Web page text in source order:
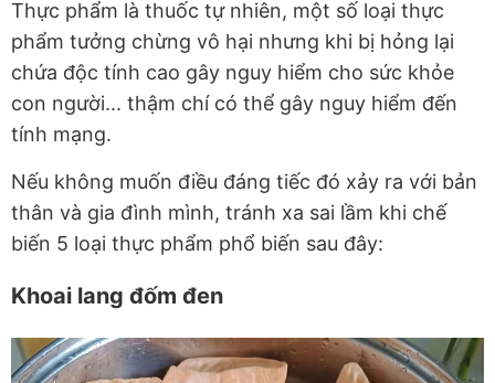
Thực phẩm là thuốc tự nhiên, một số loại thực
phẩm tưởng chừng vô hại nhưng khi bị hỏng lại
chứa độc tính cao gây nguy hiểm cho sức khỏe
con người... thậm chí có thể gây nguy hiểm đến
tính mạng.
Nếu không muốn điều đáng tiếc đó xảy ra với bản
thân và gia đình mình, tránh xa sai lầm khi chế
biến 5 loại thực phẩm phổ biến sau đây:
Khoai lang đốm đen